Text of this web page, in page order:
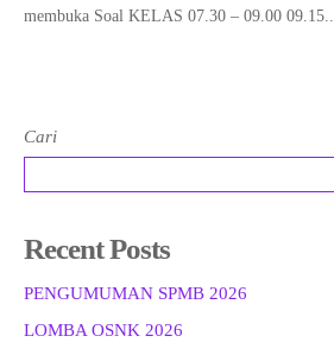
membuka Soal KELAS 07.30 – 09.00 09.15..
Cari
Recent Posts
PENGUMUMAN SPMB 2026
LOMBA OSNK 2026